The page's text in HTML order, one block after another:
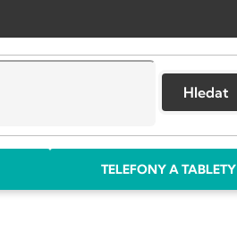
Hledat
TELEFONY A TABLETY